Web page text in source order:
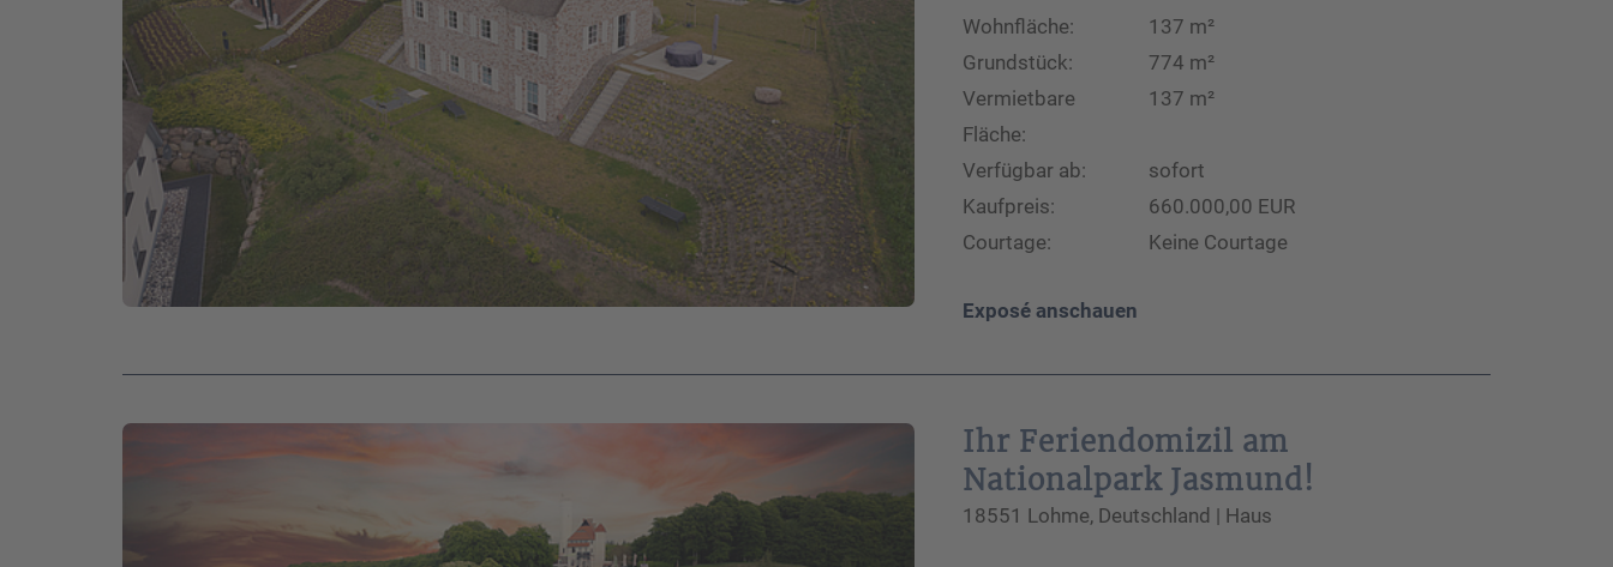
Ich habe die Datenschutzhinweise
gelesen.*
Wohnfläche:
137 m²
Grundstück:
774 m²
Vermietbare
Fläche:
137 m²
Verfügbar ab:
sofort
Kaufpreis:
660.000,00 EUR
Courtage:
Keine Courtage
Exposé anschauen
Ihr Feriendomizil am
Nationalpark Jasmund!
18551 Lohme, Deutschland | Haus